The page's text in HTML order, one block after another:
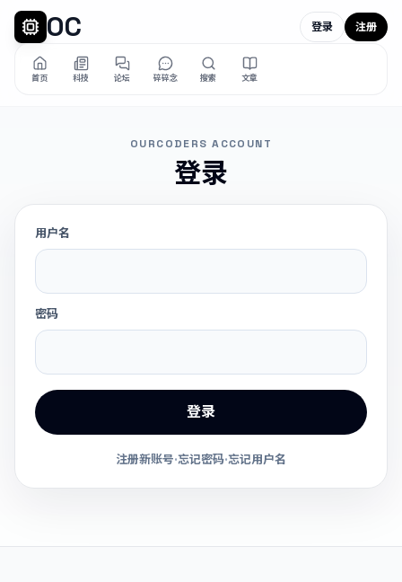
OC
首页 科技 论坛 碎碎念 搜索 文章
登录 注册
OURCODERS ACCOUNT
登录
用户名
密码
登录
注册新账号·忘记密码·忘记用户名